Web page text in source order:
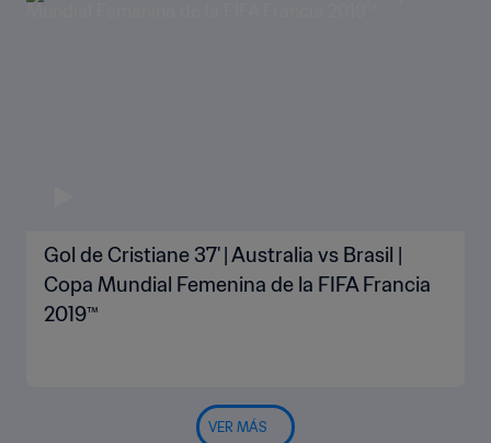
Gol de Cristiane 37' | Australia vs Brasil |
Copa Mundial Femenina de la FIFA Francia
2019™
VER MÁS